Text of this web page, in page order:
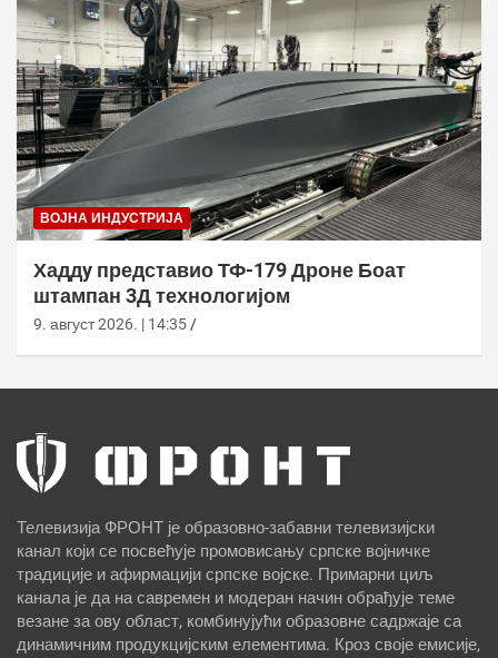
ВОЈНА ИНДУСТРИЈА
Хаддy представио ТФ-179 Дроне Боат
штампан 3Д технологијом
9. август 2026. | 14:35
Телевизија ФРОНТ је образовно-забавни телевизијски
канал који се посвећује промовисању српске војничке
традиције и афирмацији српске војске. Примарни циљ
канала је да на савремен и модеран начин обрађује теме
везане за ову област, комбинујући образовне садржаје са
динамичним продукцијским елементима. Кроз своје емисије,